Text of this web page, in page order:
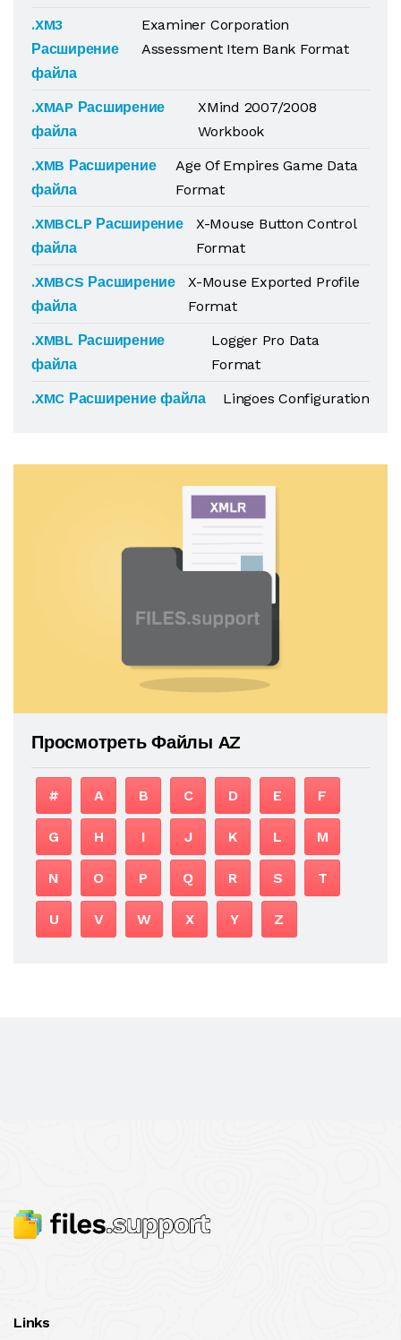
.XM3
Расширение
файла
Examiner Corporation
Assessment Item Bank Format
.XMAP Расширение
файла
XMind 2007/2008
Workbook
.XMB Расширение
файла
Age Of Empires Game Data
Format
.XMBCLP Расширение
файла
X-Mouse Button Control
Format
.XMBCS Расширение
файла
X-Mouse Exported Profile
Format
.XMBL Расширение
файла
Logger Pro Data
Format
.XMC Расширение файла
Lingoes Configuration
Просмотреть Файлы AZ
# A B C D E F
G H I J K L M
N O P Q R S T
U V W X Y Z
Links